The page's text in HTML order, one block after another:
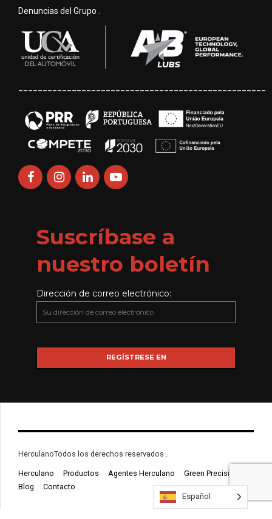
Denuncias del Grupo .
Suscríbase a
nuestro boletín
Dirección de correo electrónico:
HerculanoTodos los derechos reservados .
Herculano Productos Agentes Herculano
Green Precision
Blog
Contacto
Español